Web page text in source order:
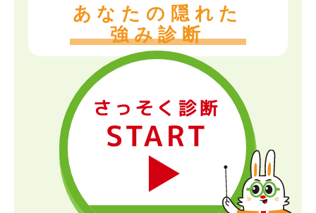
あなたの隠れた
強み診断
さっそく診断
START